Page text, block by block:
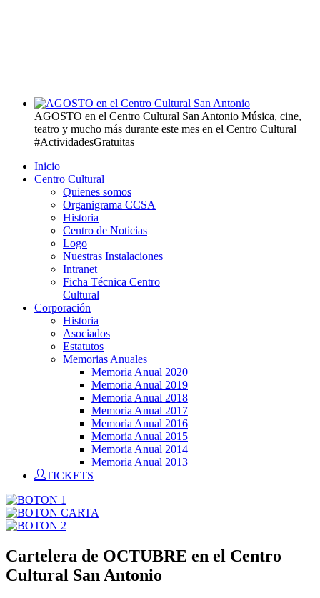
AGOSTO en el Centro Cultural San Antonio Música, cine,
teatro y mucho más durante este mes en el Centro Cultural
#ActividadesGratuitas
Inicio
Centro Cultural
Quienes somos
Organigrama CCSA
Historia
Centro de Noticias
Logo
Nuestras Instalaciones
Intranet
Ficha Técnica Centro
Cultural
Corporación
Historia
Asociados
Estatutos
Memorias Anuales
Memoria Anual 2020
Memoria Anual 2019
Memoria Anual 2018
Memoria Anual 2017
Memoria Anual 2016
Memoria Anual 2015
Memoria Anual 2014
Memoria Anual 2013
TICKETS
Cartelera de OCTUBRE en el Centro
Cultural San Antonio